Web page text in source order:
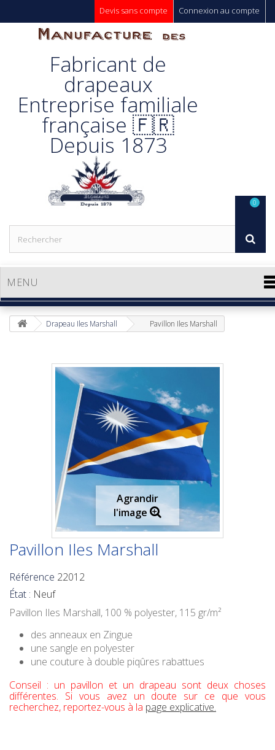
Connexion au compte
Devis sans compte
Manufacture
Des
Drapeaux
Unic s.a.
Fabricant de
drapeaux
Entreprise familiale
française 🇫🇷
Depuis 1873
MENU
0
Drapeau Iles Marshall Pavillon Iles Marshall
Agrandir
l'image
Pavillon Iles Marshall
Référence 22012
État : Neuf
Pavillon Iles Marshall, 100 % polyester, 115 gr/m²
des anneaux en Zingue
une sangle en polyester
une couture à double piqûres rabattues
Conseil : un pavillon et un drapeau sont deux choses
différentes. Si vous avez un doute sur ce que vous
recherchez, reportez-vous à la page explicative.